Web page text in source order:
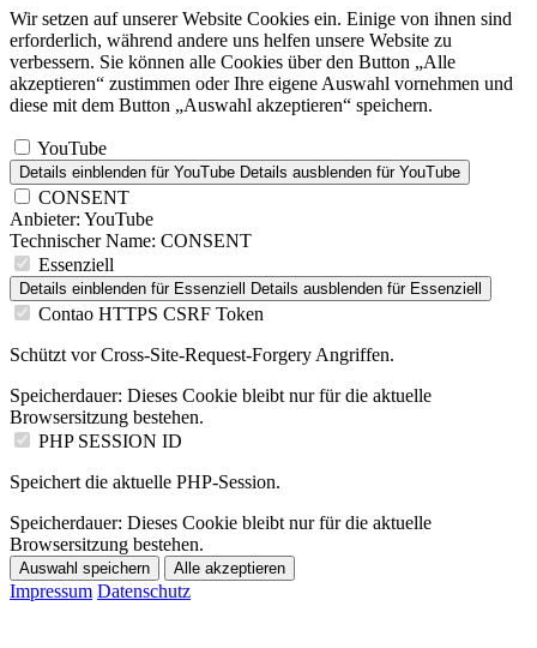
Wir setzen auf unserer Website Cookies ein. Einige von ihnen sind
erforderlich, während andere uns helfen unsere Website zu
verbessern. Sie können alle Cookies über den Button „Alle
akzeptieren“ zustimmen oder Ihre eigene Auswahl vornehmen und
diese mit dem Button „Auswahl akzeptieren“ speichern.
YouTube
Details einblenden für YouTube Details ausblenden für YouTube
CONSENT
Anbieter: YouTube
Technischer Name: CONSENT
Essenziell
Details einblenden für Essenziell Details ausblenden für Essenziell
Contao HTTPS CSRF Token
Schützt vor Cross-Site-Request-Forgery Angriffen.
Speicherdauer: Dieses Cookie bleibt nur für die aktuelle
Browsersitzung bestehen.
PHP SESSION ID
Speichert die aktuelle PHP-Session.
Speicherdauer: Dieses Cookie bleibt nur für die aktuelle
Browsersitzung bestehen.
Auswahl speichern Alle akzeptieren
Impressum Datenschutz